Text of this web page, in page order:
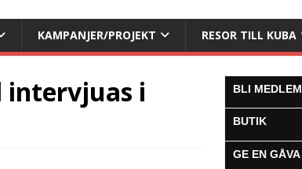
KAMPANJER/PROJEKT RESOR TILL KUBA
intervjuas i
BLI MEDLEM
BUTIK
GE EN GÅVA